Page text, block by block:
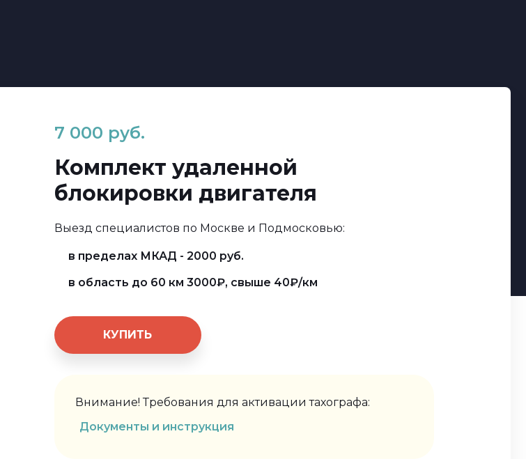
7 000 руб.
Комплект удаленной
блокировки двигателя
Выезд специалистов по Москве и Подмосковью:
в пределах МКАД - 2000 руб.
в область до 60 км 3000₽, свыше 40₽/км
КУПИТЬ
Внимание! Требования для активации тахографа:
Документы и инструкция